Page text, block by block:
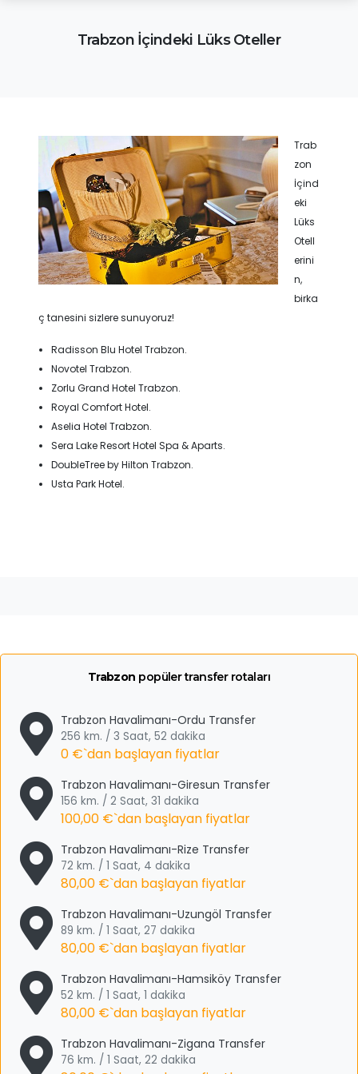
Trabzon İçindeki Lüks Oteller
Trab
zon
İçind
eki
Lüks
Otell
erini
n,
birka
ç tanesini sizlere sunuyoruz!
Radisson Blu Hotel Trabzon.
Novotel Trabzon.
Zorlu Grand Hotel Trabzon.
Royal Comfort Hotel.
Aselia Hotel Trabzon.
Sera Lake Resort Hotel Spa & Aparts.
DoubleTree by Hilton Trabzon.
Usta Park Hotel.
Trabzon popüler transfer rotaları
Trabzon Havalimanı-Ordu Transfer
256 km. / 3 Saat, 52 dakika
0 €`dan başlayan fiyatlar
Trabzon Havalimanı-Giresun Transfer
156 km. / 2 Saat, 31 dakika
100,00 €`dan başlayan fiyatlar
Trabzon Havalimanı-Rize Transfer
72 km. / 1 Saat, 4 dakika
80,00 €`dan başlayan fiyatlar
Trabzon Havalimanı-Uzungöl Transfer
89 km. / 1 Saat, 27 dakika
80,00 €`dan başlayan fiyatlar
Trabzon Havalimanı-Hamsiköy Transfer
52 km. / 1 Saat, 1 dakika
80,00 €`dan başlayan fiyatlar
Trabzon Havalimanı-Zigana Transfer
76 km. / 1 Saat, 22 dakika